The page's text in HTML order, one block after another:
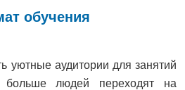
обучения
уютные аудитории для занятий
людей переходят на